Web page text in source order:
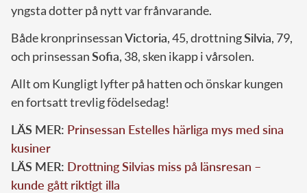
yngsta dotter på nytt var frånvarande.
Både kronprinsessanVictoria, 45, drottningSilvia, 79,
och prinsessanSofia, 38, sken ikapp i vårsolen.
Allt om Kungligt lyfter på hatten och önskar kungen
en fortsatt trevlig födelsedag!
LÄS MER: Prinsessan Estelles härliga mys med sina
kusiner
LÄS MER: Drottning Silvias miss på länsresan –
kunde gått riktigt illa